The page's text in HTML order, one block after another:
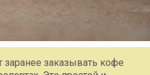
заказывать кофе